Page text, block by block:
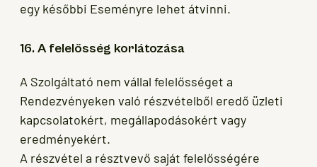
egy későbbi Eseményre lehet átvinni.
16. A felelősség korlátozása
A Szolgáltató nem vállal felelősséget a
Rendezvényeken való részvételből eredő üzleti
kapcsolatokért, megállapodásokért vagy
eredményekért.
A részvétel a résztvevő saját felelősségére